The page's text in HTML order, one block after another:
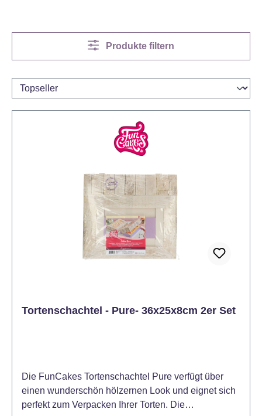
Produkte filtern
Tortenschachtel - Pure- 36x25x8cm 2er Set
Die FunCakes Tortenschachtel Pure verfügt über
einen wunderschön hölzernen Look und eignet sich
perfekt zum Verpacken Ihrer Torten. Die